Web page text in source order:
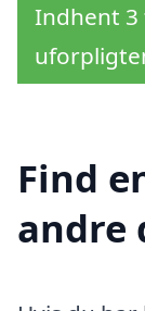
Indhent 3
Find
andre